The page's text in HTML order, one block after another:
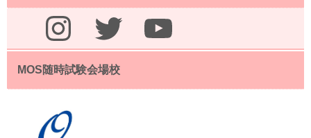
Instagram Twitter YouTube
MOS随時試験会場校